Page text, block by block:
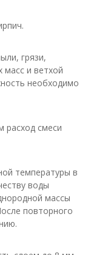
грязи,
масс и ветхой
необходимо
расход смеси
температуры в
воды
массы
повторного